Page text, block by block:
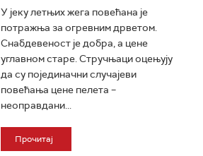
У јеку летњих жега повећана је
потражња за огревним дрветом.
Снабдевеност је добра, а цене
углавном старе. Стручњаци оцењују
да су појединачни случајеви
повећања цене пелета –
неоправдани...
Прочитај